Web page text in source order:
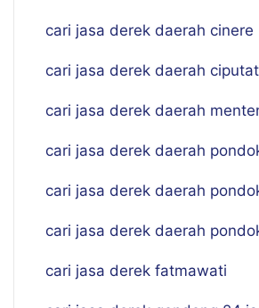
cari jasa derek daerah cinere
cari jasa derek daerah ciputat
cari jasa derek daerah
cari jasa derek daerah
cari jasa derek daerah
cari jasa derek daerah
cari jasa derek fatmawati